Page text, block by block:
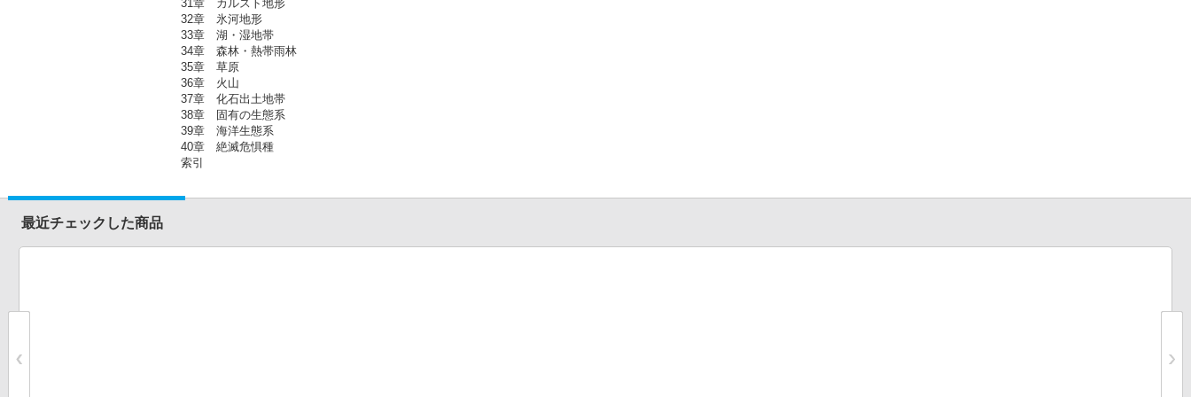
31章 カルスト地形
32章 氷河地形
33章 湖・湿地帯
34章 森林・熱帯雨林
35章 草原
36章 火山
37章 化石出土地帯
38章 固有の生態系
39章 海洋生態系
40章 絶滅危惧種
索引
最近チェックした商品